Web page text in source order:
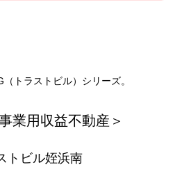
トラストビル）シリーズ。
業用収益不動産＞
トビル姪浜南